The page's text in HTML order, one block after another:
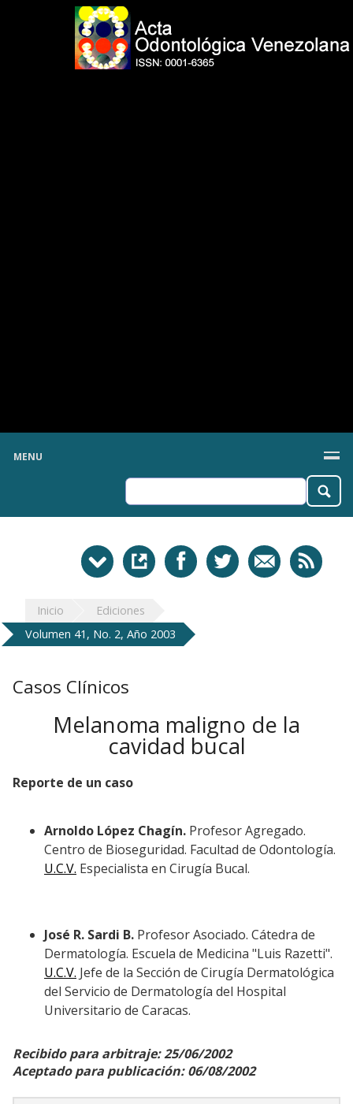
MENU
Inicio
Ediciones
Volumen 41, No. 2, Año 2003
Casos Clínicos
Melanoma maligno de la
cavidad bucal
Reporte de un caso
Arnoldo López Chagín. Profesor Agregado.
Centro de Bioseguridad. Facultad de Odontología.
U.C.V. Especialista en Cirugía Bucal.
José R. Sardi B. Profesor Asociado. Cátedra de
Dermatología. Escuela de Medicina "Luis Razetti".
U.C.V. Jefe de la Sección de Cirugía Dermatológica
del Servicio de Dermatología del Hospital
Universitario de Caracas.
Recibido para arbitraje: 25/06/2002
Aceptado para publicación: 06/08/2002